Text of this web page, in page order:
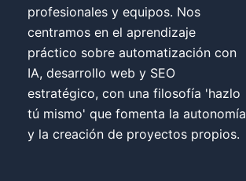
profesionales y equipos. Nos
centramos en el aprendizaje
práctico sobre automatización con
IA, desarrollo web y SEO
estratégico, con una filosofía 'hazlo
tú mismo' que fomenta la autonomía
y la creación de proyectos propios.